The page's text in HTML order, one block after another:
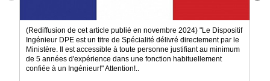
(Rediffusion de cet article publié en novembre 2024) "Le Dispositif
Ingénieur DPE est un titre de Spécialité délivré directement par le
Ministère. Il est accessible à toute personne justifiant au minimum
de 5 années d'expérience dans une fonction habituellement
confiée à un Ingénieur!" Attention!..